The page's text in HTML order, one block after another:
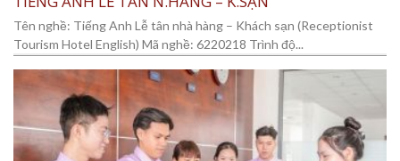
Tên nghề: Tiếng Anh Lễ tân nhà hàng – Khách sạn (Receptionist
Tourism Hotel English) Mã nghề: 6220218 Trình độ...